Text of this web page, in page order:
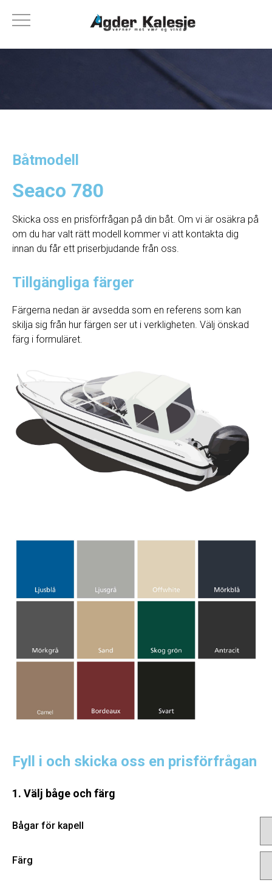
Båtmodell
Seaco 780
Skicka oss en prisförfrågan på din båt. Om vi ​​är osäkra på
om du har valt rätt modell kommer vi att kontakta dig
innan du får ett priserbjudande från oss.
Tillgängliga färger
Färgerna nedan är avsedda som en referens som kan
skilja sig från hur färgen ser ut i verkligheten. Välj önskad
färg i formuläret.
Fyll i och skicka oss en prisförfrågan
1. Välj båge och färg
Bågar för kapell
Färg